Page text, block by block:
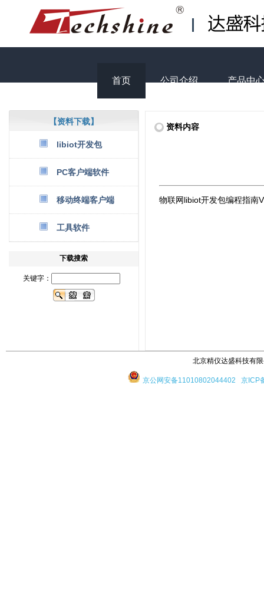
首页 公司介绍 产品中
【资料下载】
libiot开发包
PC客户端软件
移动终端客户端
工具软件
下载搜索
关键字：
资料内容
物联网libiot开发包编程指南
北京精仪达盛科技有
京公网安备11010802044402 京ICP